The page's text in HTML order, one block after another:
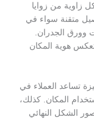
زاوية من زوايا
متقنة سواء في
وورق الجدران.
هوية المكان
تساعد العملاء في
المكان. كذلك،
الشكل النهائي